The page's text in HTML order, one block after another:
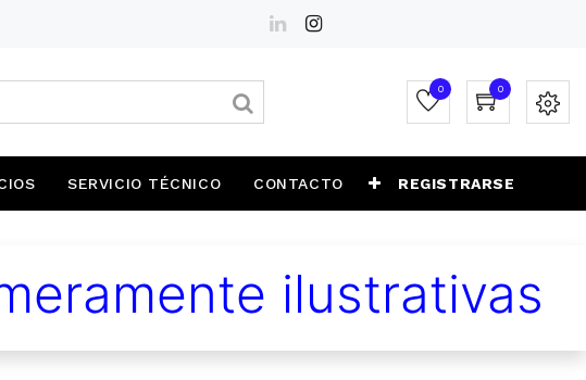
0 0
SERVICIO TÉCNICO CONTACTO REGISTRARSE
ilustrativas